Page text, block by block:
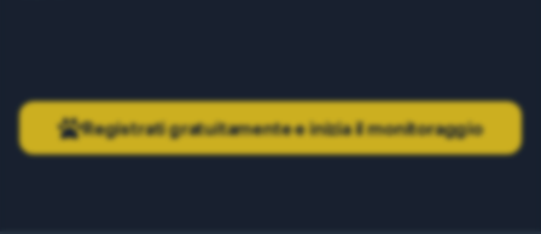
Registrati gratuitamente e inizia il monitoraggio